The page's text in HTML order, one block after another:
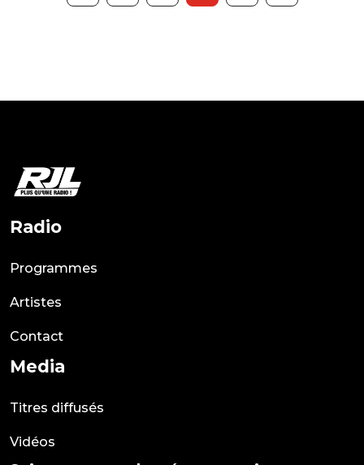
Radio
Programmes
Artistes
Contact
Media
Titres diffusés
Vidéos